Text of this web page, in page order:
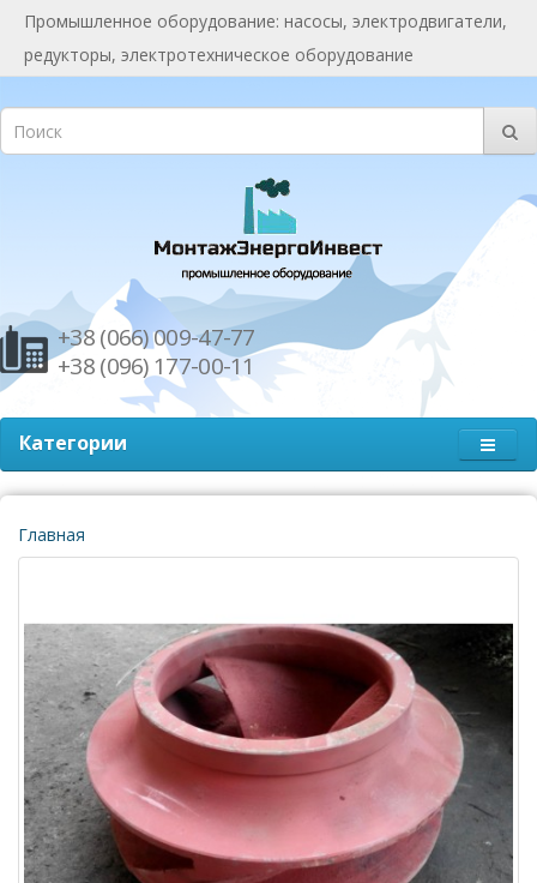
Промышленное оборудование: насосы, электродвигатели,
редукторы, электротехническое оборудование
+38 (066) 009-47-77
+38 (096) 177-00-11
Категории
Главная